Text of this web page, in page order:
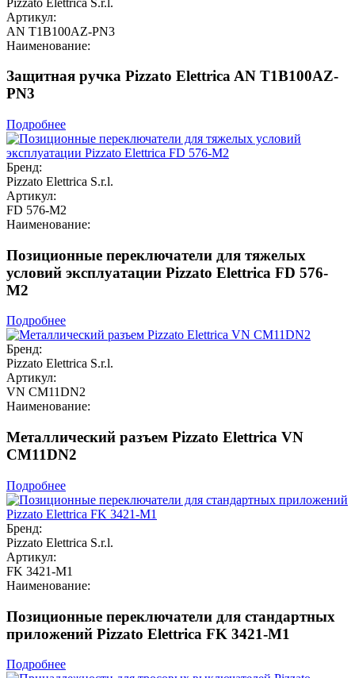
Артикул:
AN T1B100AZ-PN3
Наименование:
Защитная ручка Pizzato Elettrica AN T1B100AZ-
PN3
Подробнее
Бренд:
Pizzato Elettrica S.r.l.
Артикул:
FD 576-M2
Наименование:
Позиционные переключатели для тяжелых
условий эксплуатации Pizzato Elettrica FD 576-
M2
Подробнее
Бренд:
Pizzato Elettrica S.r.l.
Артикул:
VN CM11DN2
Наименование:
Металлический разъем Pizzato Elettrica VN
CM11DN2
Подробнее
Бренд:
Pizzato Elettrica S.r.l.
Артикул:
FK 3421-M1
Наименование:
Позиционные переключатели для стандартных
приложений Pizzato Elettrica FK 3421-M1
Подробнее